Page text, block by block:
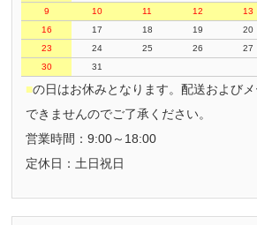
9
10 11 12 13
16
17 18 19 20
23
24 25 26 27
30
31
■の日はお休みとなります。配送および
できませんのでご了承ください。
営業時間：9:00～18:00
定休日：土日祝日